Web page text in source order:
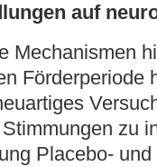
auf
Mechanismen
Förderperiode
zu
Placebo-